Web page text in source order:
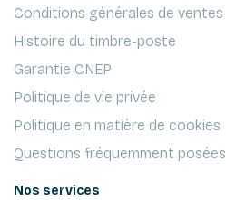
Conditions générales de ventes
Histoire du timbre-poste
Garantie CNEP
Politique de vie privée
Politique en matière de cookies
Questions fréquemment posées
Nos services